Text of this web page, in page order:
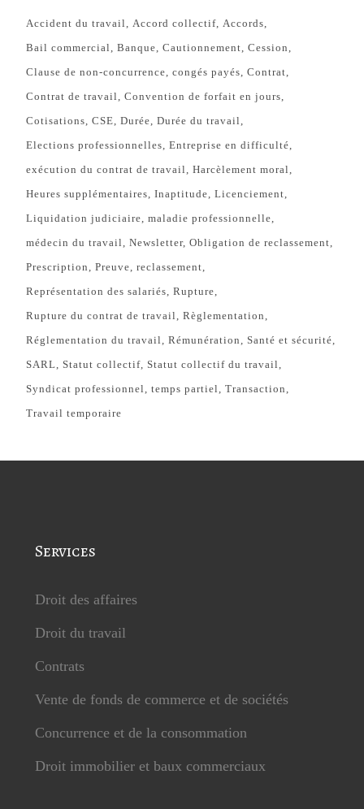
Accident du travail Accord collectif Accords
Bail commercial Banque Cautionnement Cession
Clause de non-concurrence congés payés Contrat
Contrat de travail Convention de forfait en jours
Cotisations CSE Durée Durée du travail
Elections professionnelles Entreprise en difficulté
exécution du contrat de travail Harcèlement moral
Heures supplémentaires Inaptitude Licenciement
Liquidation judiciaire maladie professionnelle
médecin du travail Newsletter Obligation de reclassement
Prescription Preuve reclassement
Représentation des salariés Rupture
Rupture du contrat de travail Règlementation
Réglementation du travail Rémunération Santé et sécurité
SARL Statut collectif Statut collectif du travail
Syndicat professionnel temps partiel Transaction
Travail temporaire
Services
Droit des affaires
Droit du travail
Contrats
Vente de fonds de commerce et de sociétés
Concurrence et de la consommation
Droit immobilier et baux commerciaux